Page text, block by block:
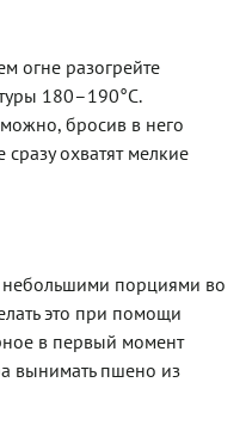
огне разогрейте
180–190°С.
бросив в него
охватят мелкие
порциями во
это при помощи
в первый момент
вынимать пшено из